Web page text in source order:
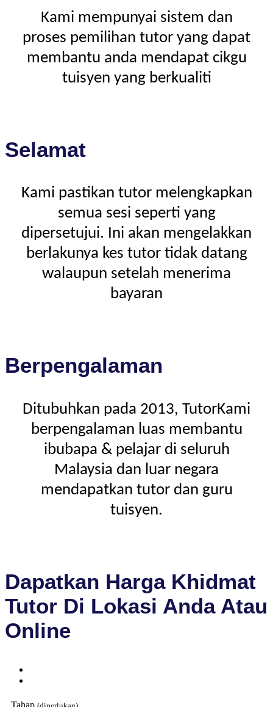
Kami mempunyai sistem dan
proses pemilihan tutor yang dapat
membantu anda mendapat cikgu
tuisyen yang berkualiti
Selamat
Kami pastikan tutor melengkapkan
semua sesi seperti yang
dipersetujui. Ini akan mengelakkan
berlakunya kes tutor tidak datang
walaupun setelah menerima
bayaran
Berpengalaman
Ditubuhkan pada 2013, TutorKami
berpengalaman luas membantu
ibubapa & pelajar di seluruh
Malaysia dan luar negara
mendapatkan tutor dan guru
tuisyen.
Dapatkan Harga Khidmat
Tutor Di Lokasi Anda Atau
Online
Tahap (diperlukan)